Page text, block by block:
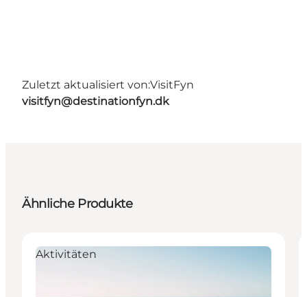
Zuletzt aktualisiert von:VisitFyn
visitfyn@destinationfyn.dk
Ähnliche Produkte
Aktivitäten